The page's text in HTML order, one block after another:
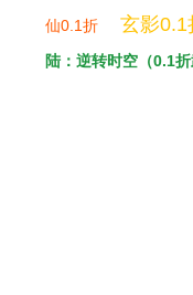
仙0.1折 玄影0.1
陆：逆转时空（0.1折